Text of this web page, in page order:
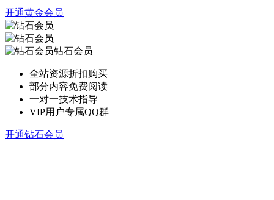
开通黄金会员
钻石会员
全站资源折扣购买
部分内容免费阅读
一对一技术指导
VIP用户专属QQ群
开通钻石会员